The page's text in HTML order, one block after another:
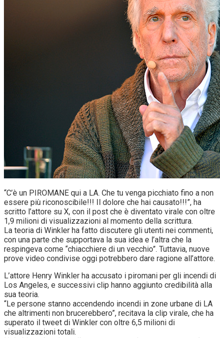
“C’è un PIROMANE qui a LA. Che tu venga picchiato fino a non
essere più riconoscibile!!! Il dolore che hai causato!!!”, ha
scritto l’attore su X, con il post che è diventato virale con oltre
1,9 milioni di visualizzazioni al momento della scrittura.
La teoria di Winkler ha fatto discutere gli utenti nei commenti,
con una parte che supportava la sua idea e l’altra che la
respingeva come “chiacchiere di un vecchio”. Tuttavia, nuove
prove video condivise oggi potrebbero dare ragione all’attore.
L’attore Henry Winkler ha accusato i piromani per gli incendi di
Los Angeles, e successivi clip hanno aggiunto credibilità alla
sua teoria.
“Le persone stanno accendendo incendi in zone urbane di LA
che altrimenti non brucerebbero”, recitava la clip virale, che ha
superato il tweet di Winkler con oltre 6,5 milioni di
visualizzazioni totali.